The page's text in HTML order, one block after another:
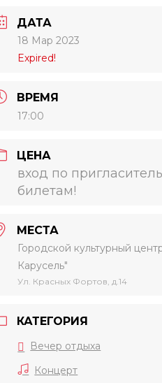
ДАТА
18 Мар 2023
Expired!
ВРЕМЯ
17:00
ЦЕНА
вход по
билетам!
МЕСТА
Городской культурный
Карусель"
Ул. Красных Фортов, д.14
КАТЕГОРИЯ
Вечер отдыха
Концерт